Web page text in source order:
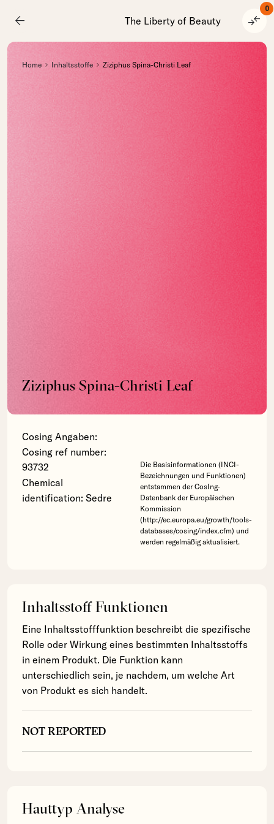
arrow_back The Liberty of Beauty compare_arrows
0
Home Inhaltsstoffe Ziziphus Spina-Christi Leaf
Ziziphus Spina-Christi Leaf
Cosing Angaben:
Cosing ref number:
93732
Chemical
identification: Sedre
Die Basisinformationen (INCI-
Bezeichnungen und Funktionen)
entstammen der CosIng-
Datenbank der Europäischen
Kommission
(http://ec.europa.eu/growth/tools-
databases/cosing/index.cfm) und
werden regelmäßig aktualisiert.
Inhaltsstoff Funktionen
Eine Inhaltsstofffunktion beschreibt die spezifische
Rolle oder Wirkung eines bestimmten Inhaltsstoffs
in einem Produkt. Die Funktion kann
unterschiedlich sein, je nachdem, um welche Art
von Produkt es sich handelt.
NOT REPORTED
Hauttyp Analyse